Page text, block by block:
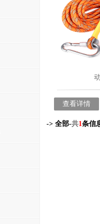
查看详情
-> 全部-共1条信